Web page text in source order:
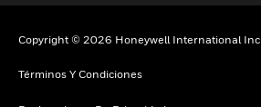
Copyright © 2026 Honeywell International Inc
Términos Y Condiciones